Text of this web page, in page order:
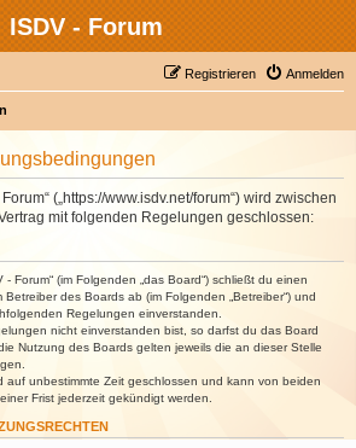
ISDV - Forum
Anmelden
Registrieren
(„https://www.isdv.net/forum“) wird zwischen
mit folgenden Regelungen geschlossen:
- Forum“ (im Folgenden „das Board“) schließt du einen
des Boards ab (im Folgenden „Betreiber“) und
Regelungen einverstanden.
nicht einverstanden bist, so darfst du das Board
Nutzung des Boards gelten jeweils die an dieser Stelle
auf unbestimmte Zeit geschlossen und kann von beiden
Frist jederzeit gekündigt werden.